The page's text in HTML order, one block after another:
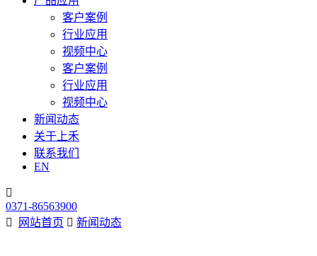
客户案例
行业应用
视频中心
客户案例
行业应用
视频中心
新闻动态
关于上禾
联系我们
EN

0371-86563900

网站首页  新闻动态